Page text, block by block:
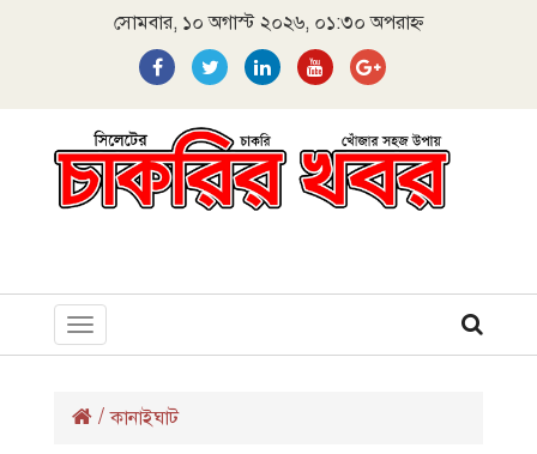
সোমবার, ১০ অগাস্ট ২০২৬, ০১:৩০ অপরাহ্ন
Toggle
navigation
/কানাইঘাট